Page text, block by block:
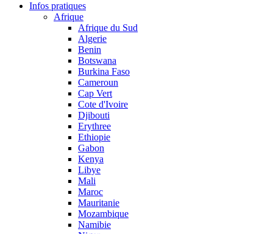
Infos pratiques
Afrique
Afrique du Sud
Algerie
Benin
Botswana
Burkina Faso
Cameroun
Cap Vert
Cote d'Ivoire
Djibouti
Erythree
Ethiopie
Gabon
Kenya
Libye
Mali
Maroc
Mauritanie
Mozambique
Namibie